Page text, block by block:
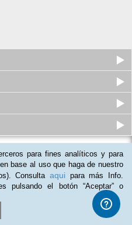
Superior de 6 Cursos virtuales
(Online) De Programador De...
Cupos disponibles
$379.000 $259.000
para fines analíticos y para
base al uso que haga de nuestro
Consulta aqui para más Info.
pulsando el botón “Aceptar” o